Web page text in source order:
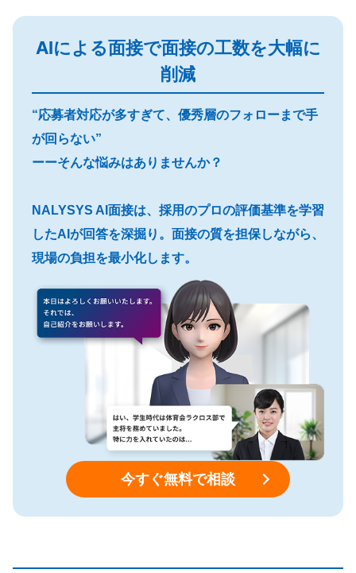
AIによる面接で面接の工数を大幅に
削減
“応募者対応が多すぎて、優秀層のフォローまで手
が回らない”
ーーそんな悩みはありませんか？
NALYSYS AI面接は、採用のプロの評価基準を学習
したAIが回答を深掘り。面接の質を担保しながら、
現場の負担を最小化します。
今すぐ無料で相談